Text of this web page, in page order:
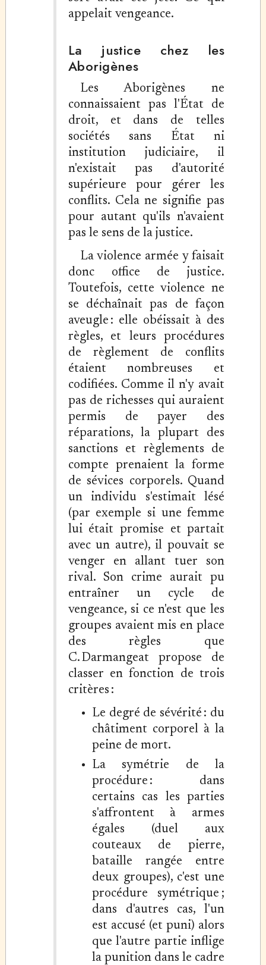
appelait vengeance.
La justice chez les
Aborigènes
Les Aborigènes ne
connaissaient pas l'État de
droit, et dans de telles
sociétés sans État ni
institution judiciaire, il
n'existait pas d'autorité
supérieure pour gérer les
conflits. Cela ne signifie pas
pour autant qu'ils n'avaient
pas le sens de la justice.
La violence armée y faisait
donc office de justice.
Toutefois, cette violence ne
se déchaînait pas de façon
aveugle : elle obéissait à des
règles, et leurs procédures
de règlement de conflits
étaient nombreuses et
codifiées. Comme il n'y avait
pas de richesses qui auraient
permis de payer des
réparations, la plupart des
sanctions et règlements de
compte prenaient la forme
de sévices corporels. Quand
un individu s'estimait lésé
(par exemple si une femme
lui était promise et partait
avec un autre), il pouvait se
venger en allant tuer son
rival. Son crime aurait pu
entraîner un cycle de
vengeance, si ce n'est que les
groupes avaient mis en place
des règles que
C. Darmangeat propose de
classer en fonction de trois
critères :
Le degré de sévérité : du
châtiment corporel à la
peine de mort.
La symétrie de la
procédure : dans
certains cas les parties
s'affrontent à armes
égales (duel aux
couteaux de pierre,
bataille rangée entre
deux groupes), c'est une
procédure symétrique ;
dans d'autres cas, l'un
est accusé (et puni) alors
que l'autre partie inflige
la punition dans le cadre